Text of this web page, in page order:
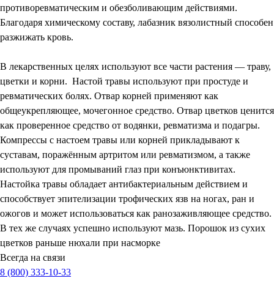
противоревматическим и обезболивающим действиями.
Благодаря химическому составу, лабазник вязолистный способен
разжижать кровь.
В лекарственных целях используют все части растения — траву,
цветки и корни. Настой травы используют при простуде и
ревматических болях. Отвар корней применяют как
общеукрепляющее, мочегонное средство. Отвар цветков ценится
как проверенное средство от водянки, ревматизма и подагры.
Компрессы с настоем травы или корней прикладывают к
суставам, поражённым артритом или ревматизмом, а также
используют для промываний глаз при конъюнктивитах.
Настойка травы обладает антибактериальным действием и
способствует эпителизации трофических язв на ногах, ран и
ожогов и может использоваться как ранозаживляющее средство.
В тех же случаях успешно используют мазь. Порошок из сухих
цветков раньше нюхали при насморке
Всегда на связи
8 (800) 333-10-33